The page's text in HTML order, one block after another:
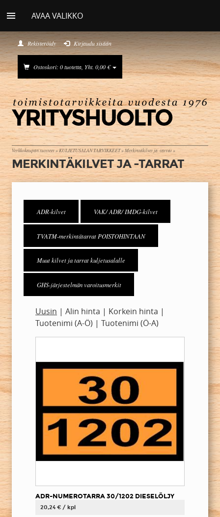
AVAA VALIKKO
Rekisteröidy Kirjaudu sisään
Ostoskori: 0 tuotetta, Yht. 0,00 €
Verkkokaupan tuotteet»KULJETUSALAN TARVIKKEET»Merkintäkilvet ja -tarrat»
MERKINTÄKILVET JA -TARRAT
ADR-kilvet VAK/ ADR/ IMDG-kilvet
TVATM-merkintätarrat POISTOHINTAAN
Muut kilvet ja tarrat kuljetusalalle
GHS-järjestelmän varoitusmerkit
Uusin | Alin hinta | Korkein hinta |
Tuotenimi (A-Ö) | Tuotenimi (Ö-A)
ADR-NUMEROTARRA 30/1202 DIESELÖLJY
20,24 € / kpl